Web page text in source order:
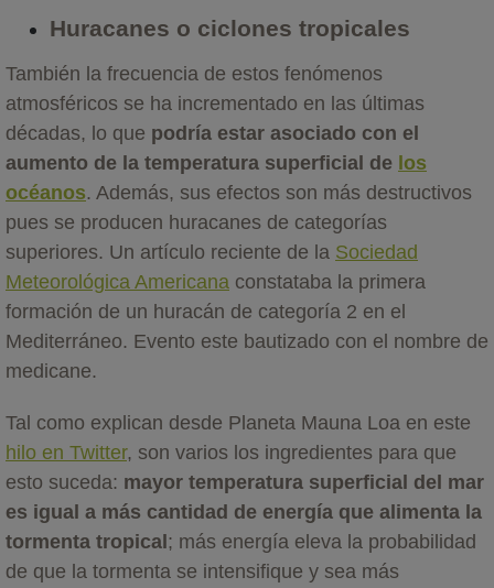
Huracanes o ciclones tropicales
También la frecuencia de estos fenómenos
atmosféricos se ha incrementado en las últimas
décadas, lo que podría estar asociado con el
aumento de la temperatura superficial de los
océanos. Además, sus efectos son más destructivos
pues se producen huracanes de categorías
superiores. Un artículo reciente de la Sociedad
Meteorológica Americana constataba la primera
formación de un huracán de categoría 2 en el
Mediterráneo. Evento este bautizado con el nombre de
medicane.
Tal como explican desde Planeta Mauna Loa en este
hilo en Twitter, son varios los ingredientes para que
esto suceda: mayor temperatura superficial del mar
es igual a más cantidad de energía que alimenta la
tormenta tropical; más energía eleva la probabilidad
de que la tormenta se intensifique y sea más